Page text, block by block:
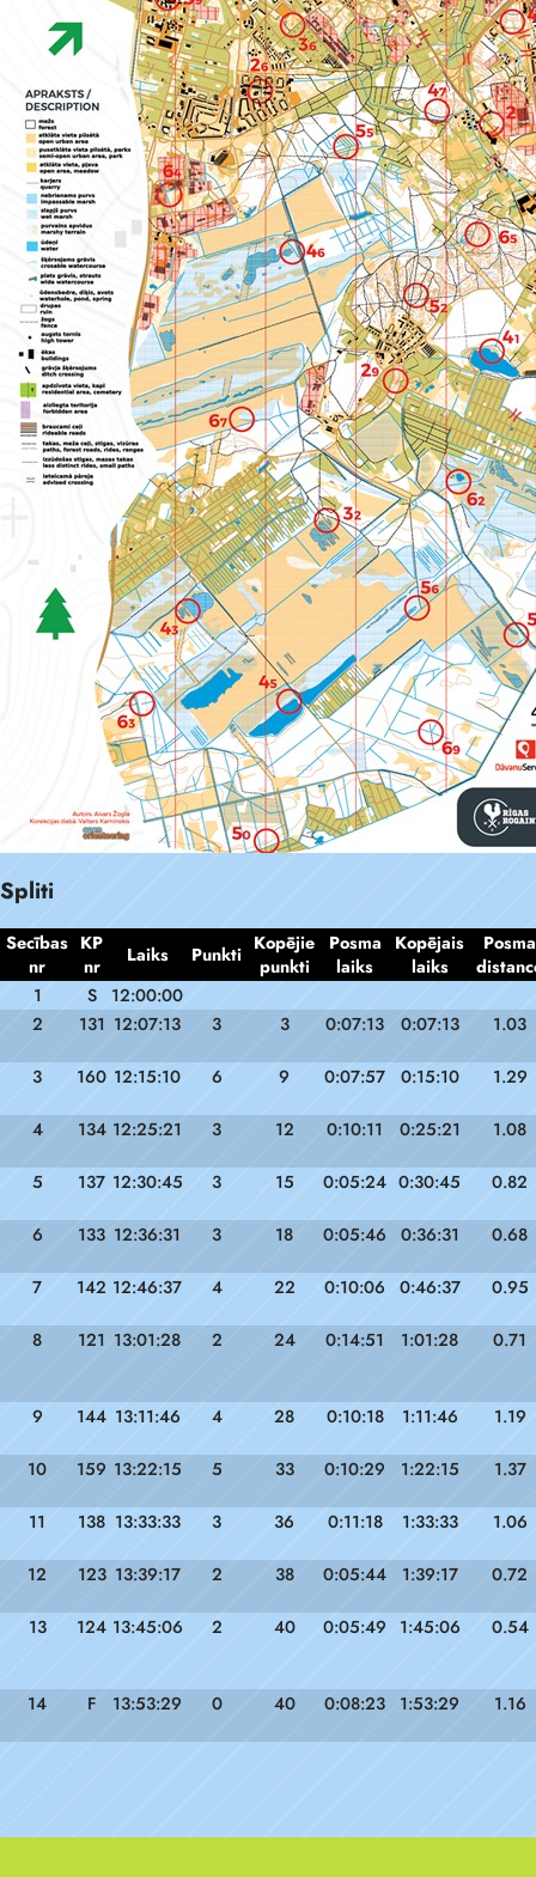
Spliti
Secības
nr
KP
nr
Laiks Punkti Kopējie
punkti
Posma
laiks
Kopējais
laiks
Posma
1
S
12:00:00
2
131 12:07:13 3 3 0:07:13 0:07:13 1.03
3 160 12:15:10 6 9 0:07:57 0:15:10 1.29
4 134 12:25:21 3 12 0:10:11 0:25:21 1.08
5 137 12:30:45 3 15 0:05:24 0:30:45 0.82
6 133 12:36:31 3 18 0:05:46 0:36:31 0.68
7 142 12:46:37 4 22 0:10:06 0:46:37 0.95
8 121 13:01:28 2 24 0:14:51 1:01:28 0.71
9 144 13:11:46 4 28 0:10:18 1:11:46 1.19
10 159 13:22:15 5 33 0:10:29 1:22:15 1.37
11 138 13:33:33 3 36 0:11:18 1:33:33 1.06
12 123 13:39:17 2 38 0:05:44 1:39:17 0.72
13 124 13:45:06 2 40 0:05:49 1:45:06 0.54
14 F 13:53:29 0 40 0:08:23 1:53:29 1.16